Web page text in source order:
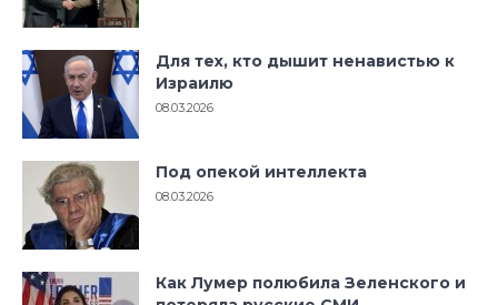
Для тех, кто дышит ненавистью к
Израилю
08.03.2026
Под опекой интеллекта
08.03.2026
Как Лумер полюбила Зеленского и